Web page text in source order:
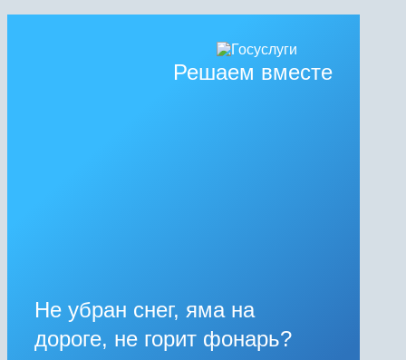
Решаем вместе
Не убран снег, яма на
дороге, не горит фонарь?